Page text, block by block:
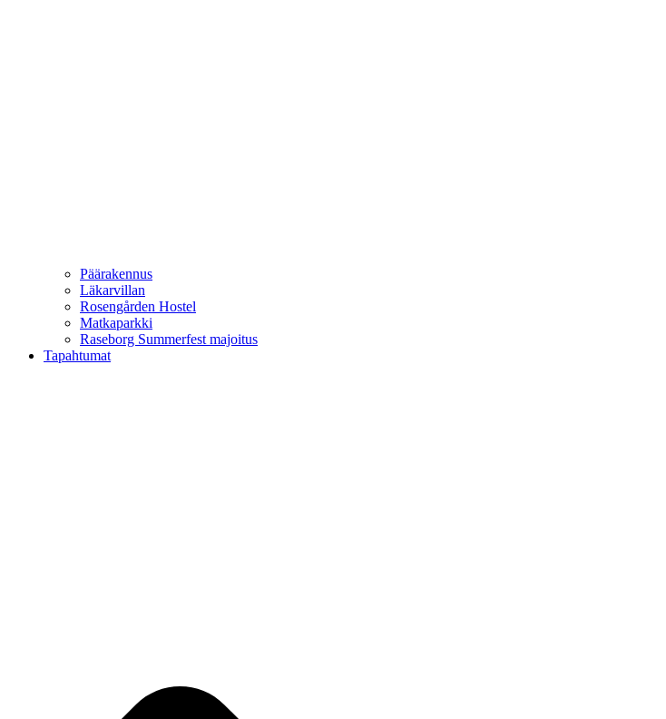
Päärakennus
Läkarvillan
Rosengården Hostel
Matkaparkki
Raseborg Summerfest majoitus
Tapahtumat